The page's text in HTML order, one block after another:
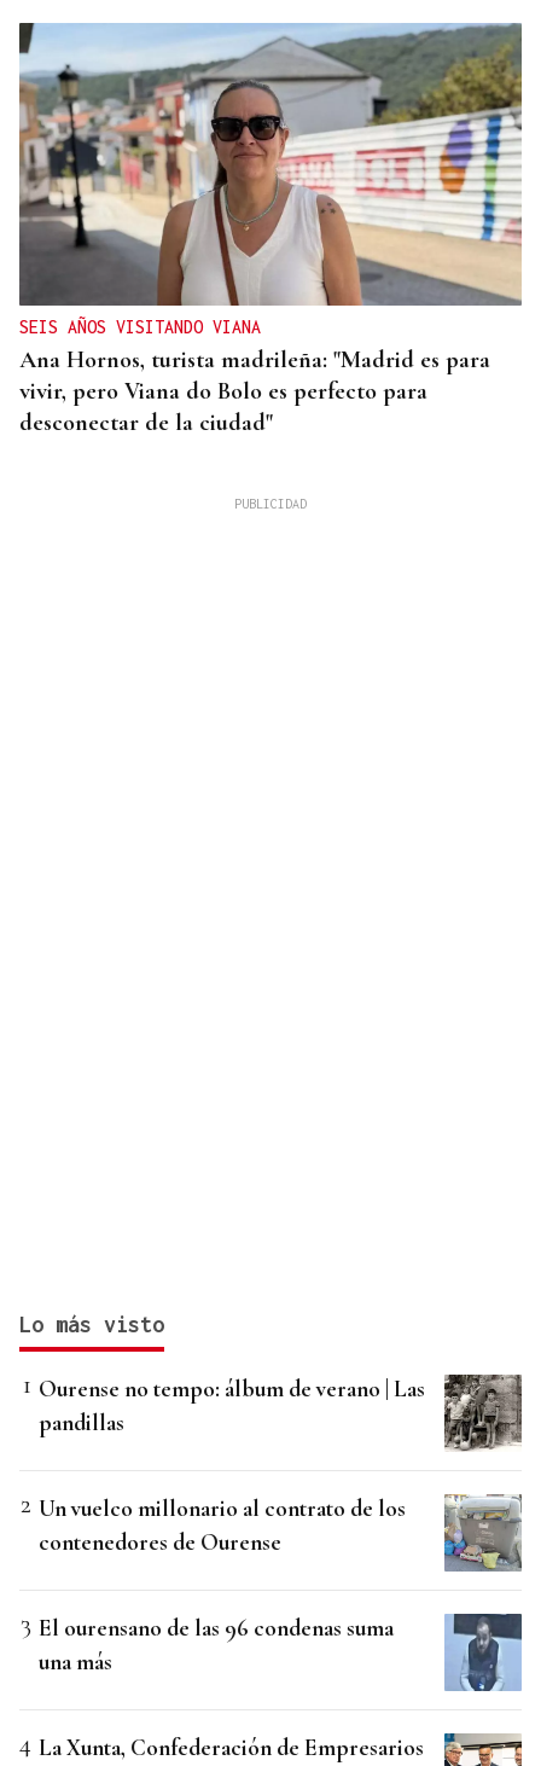
SEIS AÑOS VISITANDO VIANA
Ana Hornos, turista madrileña: "Madrid es para
vivir, pero Viana do Bolo es perfecto para
desconectar de la ciudad"
Lo más visto
Ourense no tempo: álbum de verano | Las
pandillas
Un vuelco millonario al contrato de los
contenedores de Ourense
El ourensano de las 96 condenas suma
una más
La Xunta, Confederación de Empresarios